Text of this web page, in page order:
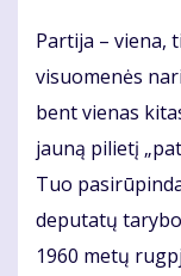
Par­ti­ja – vie­na,
vi­suo­me­nės
bent vie­nas
jau­ną pi­lie­tį
Tuo
de­pu­ta­tų
1960 me­tų